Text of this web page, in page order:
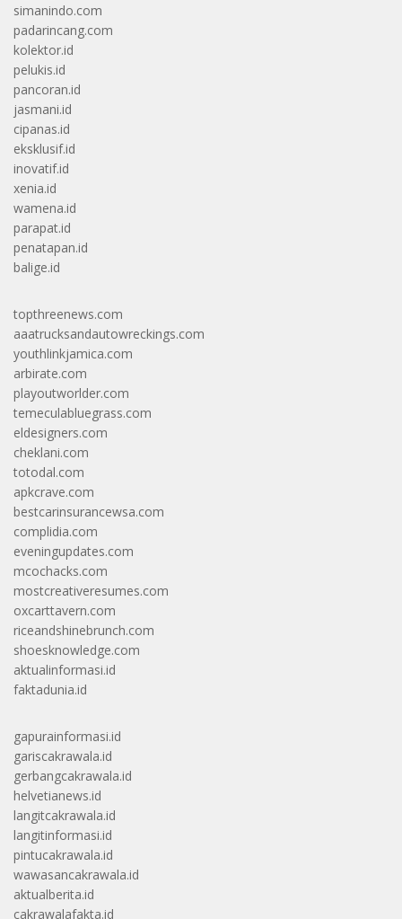
simanindo.com
padarincang.com
kolektor.id
pelukis.id
pancoran.id
jasmani.id
cipanas.id
eksklusif.id
inovatif.id
xenia.id
wamena.id
parapat.id
penatapan.id
balige.id
topthreenews.com
aaatrucksandautowreckings.com
youthlinkjamica.com
arbirate.com
playoutworlder.com
temeculabluegrass.com
eldesigners.com
cheklani.com
totodal.com
apkcrave.com
bestcarinsurancewsa.com
complidia.com
eveningupdates.com
mcochacks.com
mostcreativeresumes.com
oxcarttavern.com
riceandshinebrunch.com
shoesknowledge.com
aktualinformasi.id
faktadunia.id
gapurainformasi.id
gariscakrawala.id
gerbangcakrawala.id
helvetianews.id
langitcakrawala.id
langitinformasi.id
pintucakrawala.id
wawasancakrawala.id
aktualberita.id
cakrawalafakta.id